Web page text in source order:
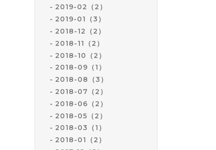
2019-02（2）
2019-01（3）
2018-12（2）
2018-11（2）
2018-10（2）
2018-09（1）
2018-08（3）
2018-07（2）
2018-06（2）
2018-05（2）
2018-03（1）
2018-01（2）